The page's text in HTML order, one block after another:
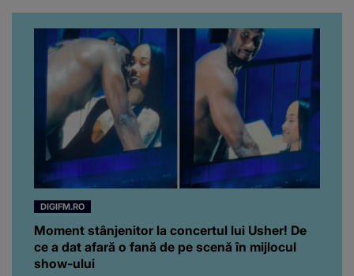
pentru el...” Ce s-a aflat
până în acest moment
DIGIFM.RO
Moment stânjenitor la concertul lui Usher! De
ce a dat afară o fană de pe scenă în mijlocul
show-ului